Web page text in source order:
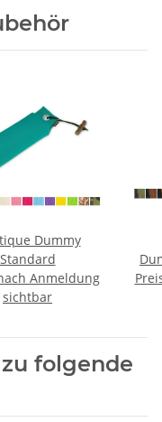
Dummy
Standard
Anmeldung
sichtbar
folgende